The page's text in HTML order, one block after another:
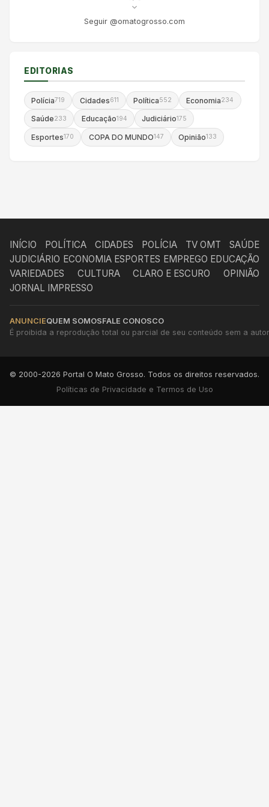
Seguir @omatogrosso.com
EDITORIAS
Polícia719 Cidades611 Política552 Economia234
Saúde233 Educação194 Judiciário175
Esportes170 COPA DO MUNDO147 Opinião133
INÍCIO POLÍTICA CIDADES POLÍCIA TV OMT
SAÚDE
JUDICIÁRIO ECONOMIA ESPORTES EMPREGO EDUCAÇÃO
VARIEDADES
CULTURA CLARO E ESCURO
OPINIÃO
JORNAL IMPRESSO
ANUNCIEQUEM SOMOSFALE CONOSCO
É proibida a reprodução total ou parcial de seu conteúdo sem a
© 2000-2026 Portal O Mato Grosso. Todos os direitos reservados.
Políticas de Privacidade e Termos de Uso